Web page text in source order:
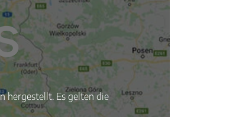
hergestellt. Es gelten die